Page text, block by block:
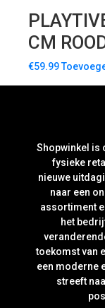
CM
€59.99
Shopwinkel is
fysieke
nieuwe
naar een
assortiment
het
toekomst van
een moderne
streeft